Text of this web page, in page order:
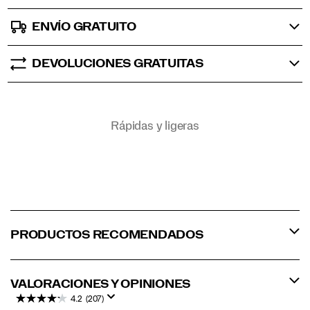
ENVÍO GRATUITO
DEVOLUCIONES GRATUITAS
Rápidas y ligeras
PRODUCTOS RECOMENDADOS
VALORACIONES Y OPINIONES
4.2 (207)